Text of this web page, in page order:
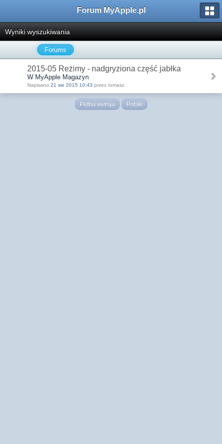
Forum MyApple.pl
Wyniki wyszukiwania
Forums
2015-05 Reżimy - nadgryziona część jabłka
W MyApple Magazyn
Napisano 21 sie 2015 10:43 przez tomasz
Pełna wersja Polski